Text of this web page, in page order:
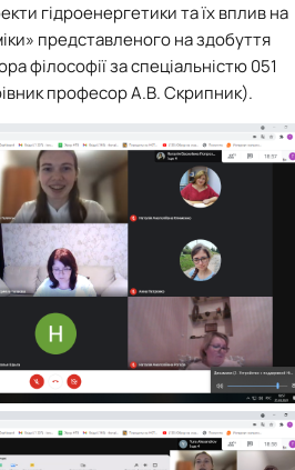
гідроенергетики та їх вплив на
представленого на здобуття
філософії за спеціальністю 051
професор А.В. Скрипник).